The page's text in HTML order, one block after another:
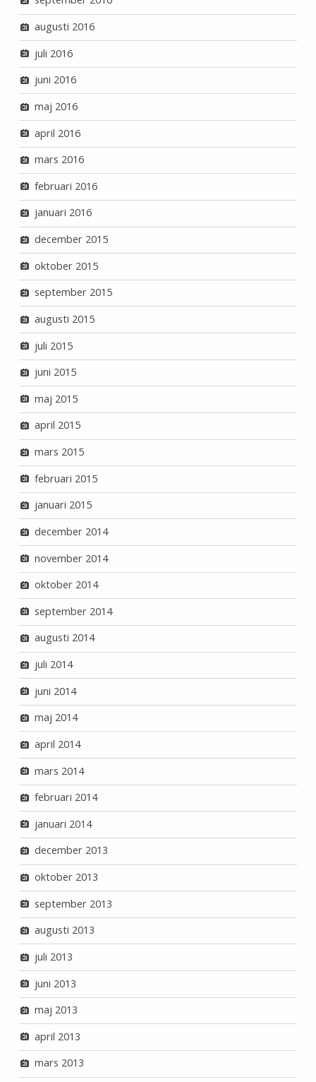
augusti 2016
juli 2016
juni 2016
maj 2016
april 2016
mars 2016
februari 2016
januari 2016
december 2015
oktober 2015
september 2015
augusti 2015
juli 2015
juni 2015
maj 2015
april 2015
mars 2015
februari 2015
januari 2015
december 2014
november 2014
oktober 2014
september 2014
augusti 2014
juli 2014
juni 2014
maj 2014
april 2014
mars 2014
februari 2014
januari 2014
december 2013
oktober 2013
september 2013
augusti 2013
juli 2013
juni 2013
maj 2013
april 2013
mars 2013